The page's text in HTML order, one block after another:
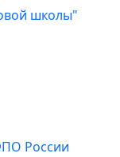
школы"
России